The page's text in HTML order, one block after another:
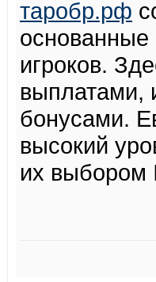
таробр.рф
основанные
игроков.
выплатами,
бонусами.
высокий
их выбором